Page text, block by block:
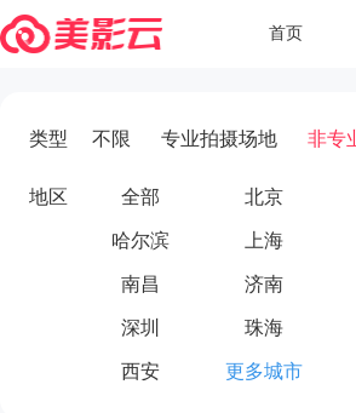
首页
类型 不限 专业拍摄场地 非专
地区 全部 北京
哈尔滨 上海
南昌 济南
深圳 珠海
西安 更多城市